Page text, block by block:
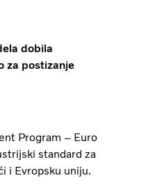
dobila
za postizanje
Program – Euro
standard za
i Evropsku uniju.